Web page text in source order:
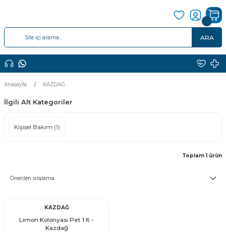
ARA
Anasayfa KAZDAĞ
İlgili Alt Kategoriler
Kişisel Bakım (1)
Toplam 1 ürün
KAZDAĞ
Limon Kolonyası Pet 1 lt -
Kazdağ